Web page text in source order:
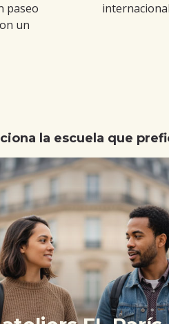
paseo
un
la escuela que